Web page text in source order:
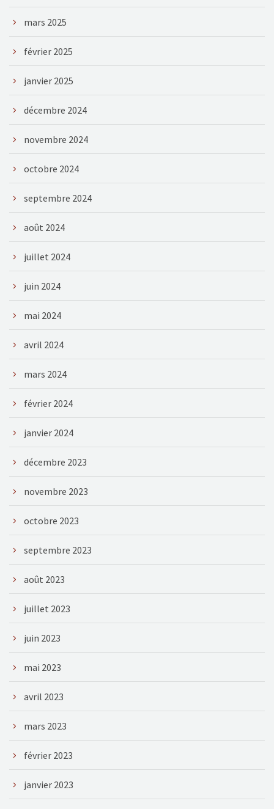
mars 2025
février 2025
janvier 2025
décembre 2024
novembre 2024
octobre 2024
septembre 2024
août 2024
juillet 2024
juin 2024
mai 2024
avril 2024
mars 2024
février 2024
janvier 2024
décembre 2023
novembre 2023
octobre 2023
septembre 2023
août 2023
juillet 2023
juin 2023
mai 2023
avril 2023
mars 2023
février 2023
janvier 2023